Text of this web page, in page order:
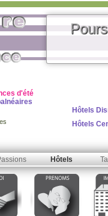
d'été
Hôtels
Hôtels
Hôtels